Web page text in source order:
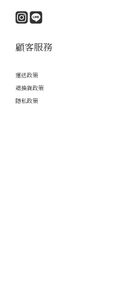
顧客服務
運送政策
退換貨政策
隱私政策